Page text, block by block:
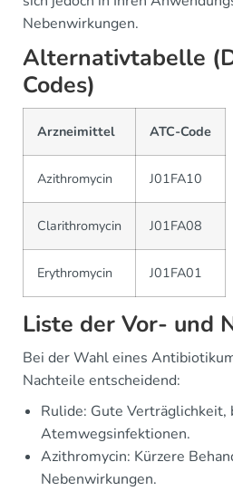
Nebenwirkungen.
Alternativtabelle
Codes)
Arzneimittel ATC-Code
Azithromycin J01FA10
Clarithromycin J01FA08
Erythromycin J01FA01
Liste der Vor- und
Bei der Wahl eines
Nachteile entscheidend:
Rulide: Gute
Atemwegsinfektionen.
Azithromycin: Kürzere
Nebenwirkungen.